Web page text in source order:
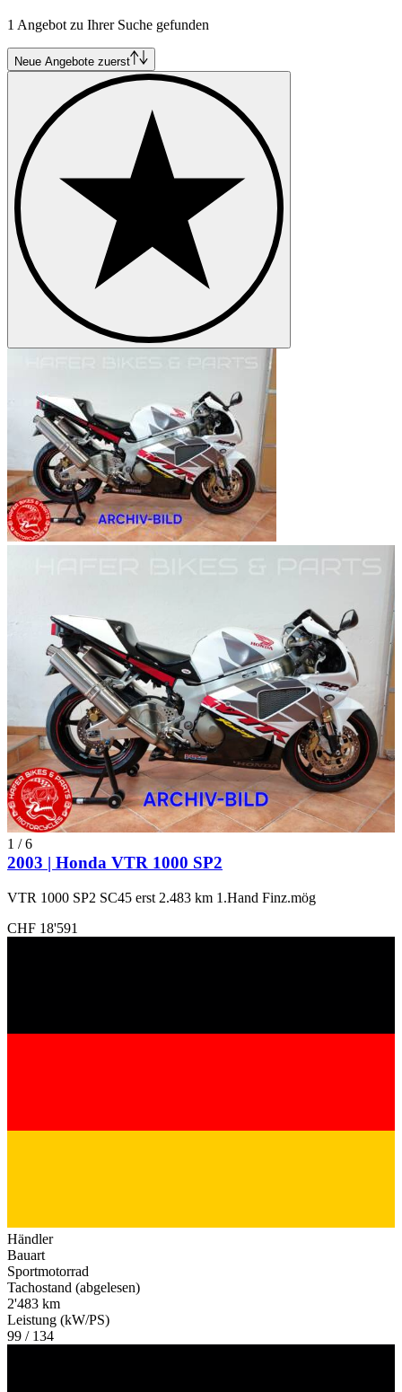
1 Angebot zu Ihrer Suche gefunden
Neue Angebote zuerst
1 /6
2003 | Honda VTR 1000 SP2
VTR 1000 SP2 SC45 erst 2.483 km 1.Hand Finz.mög
CHF 18'591
Händler
Bauart
Sportmotorrad
Tachostand (abgelesen)
2'483 km
Leistung (kW/PS)
99 / 134